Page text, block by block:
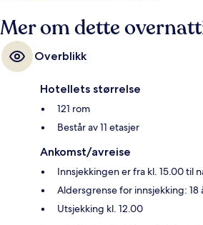
Mer om dette
Overblikk
Hotellets størrelse
121 rom
Består av 11 etasjer
Ankomst/avreise
Innsjekkingen er fra kl. 15.00 til
Aldersgrense for innsjekking: 18
Utsjekking kl. 12.00